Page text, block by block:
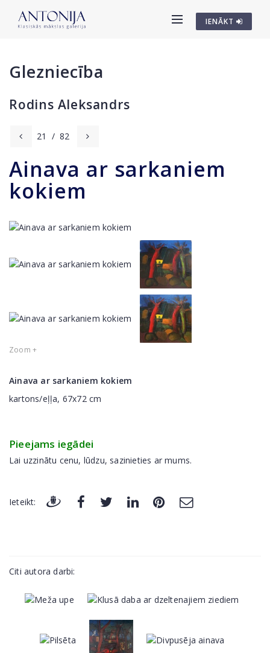
IENĀKT
Glezniecība
Rodins Aleksandrs
21 / 82
Ainava ar sarkaniem
kokiem
Zoom +
Ainava ar sarkaniem kokiem
kartons/eļļa, 67x72 cm
Pieejams iegādei
Lai uzzinātu cenu, lūdzu, sazinieties ar mums.
Ieteikt:
Citi autora darbi: